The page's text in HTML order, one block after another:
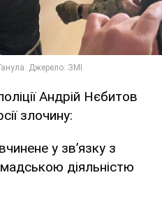
Андрій Нєбитов
злочину:
у звʼязку з
діяльністю